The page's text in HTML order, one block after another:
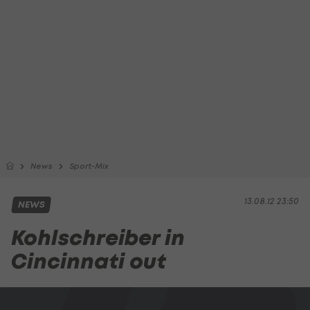
News Sport-Mix
13.08.12 23:50
NEWS
Kohlschreiber in
Cincinnati out